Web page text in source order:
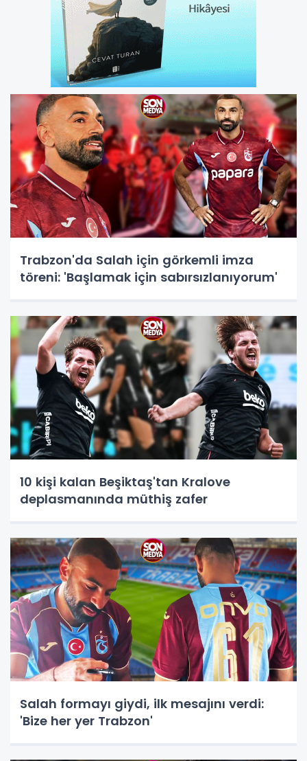
Trabzon'da Salah için görkemli imza
töreni: 'Başlamak için sabırsızlanıyorum'
10 kişi kalan Beşiktaş'tan Kralove
deplasmanında müthiş zafer
Salah formayı giydi, ilk mesajını verdi:
'Bize her yer Trabzon'